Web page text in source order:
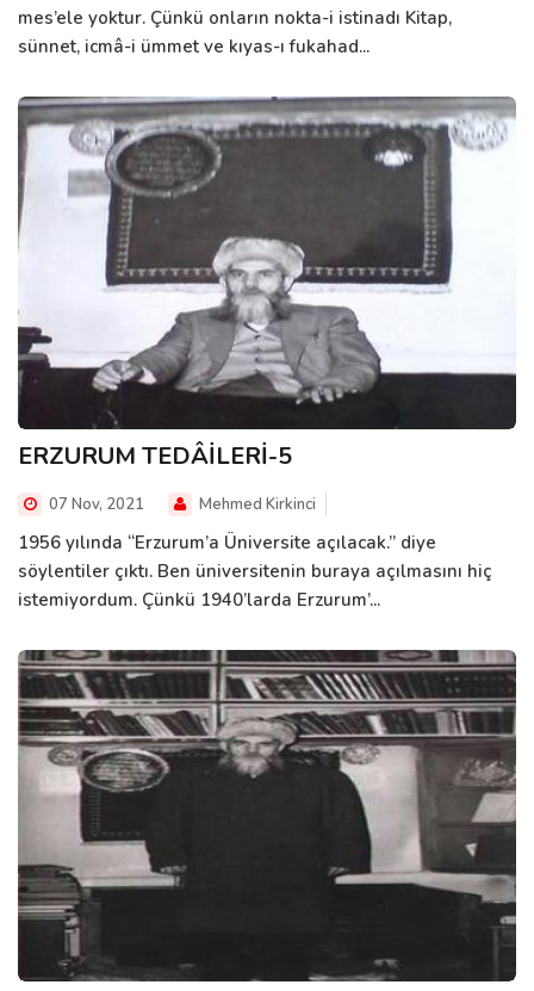
mes’ele yoktur. Çünkü onların nokta-i istinadı Kitap,
sünnet, icmâ-i ümmet ve kıyas-ı fukahad...
ERZURUM TEDÂİLERİ-5
07 Nov, 2021 Mehmed Kirkinci
1956 yılında “Erzurum’a Üniversite açılacak.” diye
söylentiler çıktı. Ben üniversitenin buraya açılmasını hiç
istemiyordum. Çünkü 1940’larda Erzurum’...